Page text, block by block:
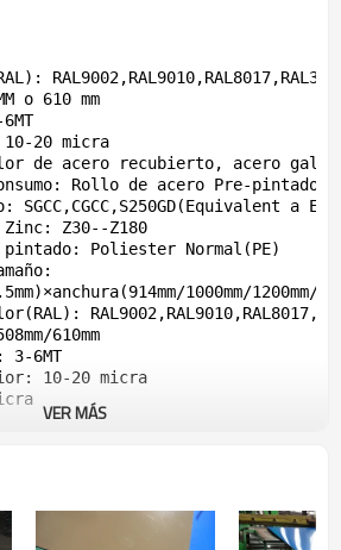
o 610 mm
20 micra
de acero recubierto, acero
Rollo de acero Pre-pintado
a
Z30--Z180
Poliester Normal(PE)
1000mm/1200mm/
610mm
6MT
10-20 micra
VER MÁS